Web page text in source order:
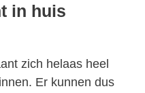
in huis
zich helaas heel
Er kunnen dus